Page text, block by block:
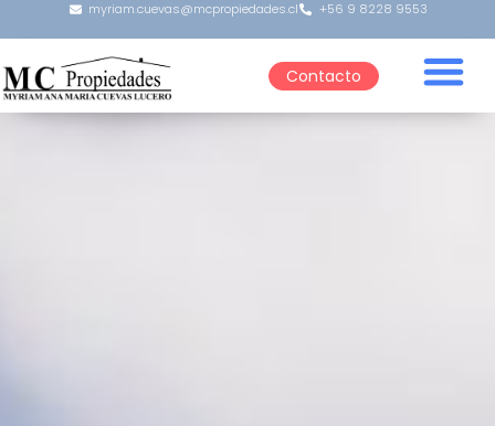
myriam.cuevas@mcpropiedades.cl +56 9 8228 9553
Contacto